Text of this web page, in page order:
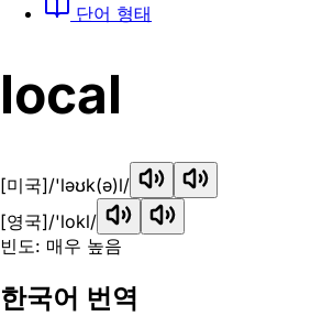
단어 형태
local
[미국]/'ləʊk(ə)l/
[영국]/'lokl/
빈도: 매우 높음
한국어 번역